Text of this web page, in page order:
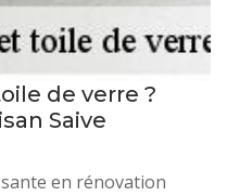
de verre ?
Saive
en rénovation